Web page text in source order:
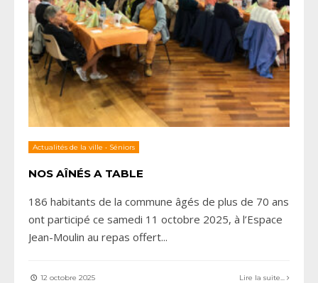
Actualités de la ville • Séniors
NOS AÎNÉS A TABLE
186 habitants de la commune âgés de plus de 70 ans
ont participé ce samedi 11 octobre 2025, à l’Espace
Jean-Moulin au repas offert...
12 octobre 2025 Lire la suite...